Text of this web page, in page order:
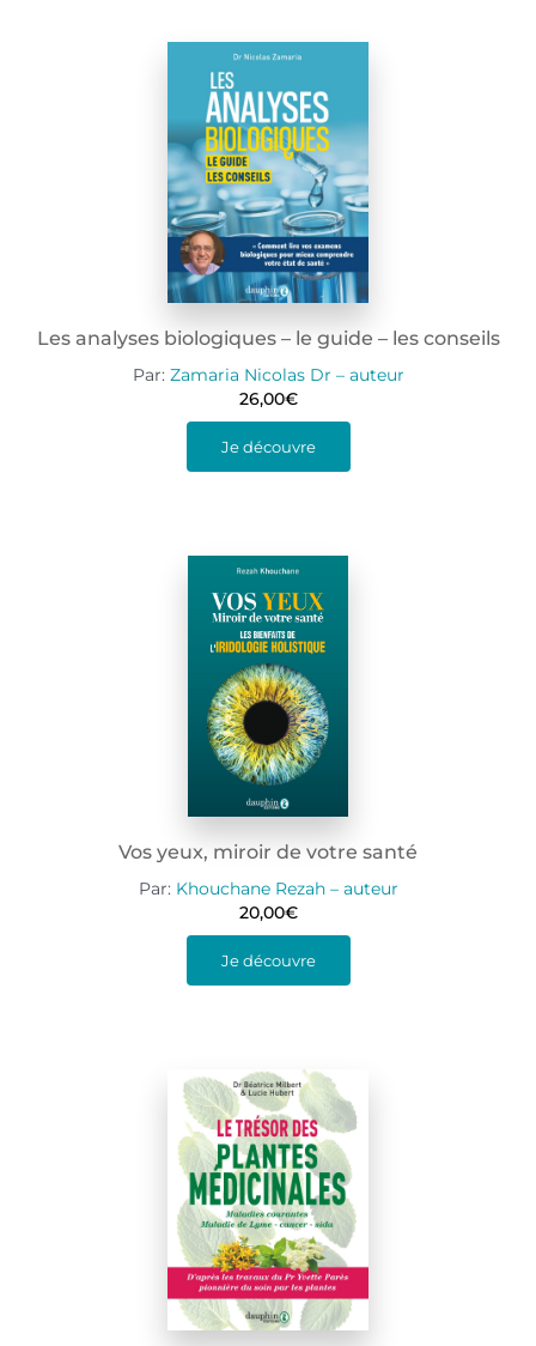
Les analyses biologiques – le guide – les conseils
Par: Zamaria Nicolas Dr – auteur
26,00€
Je découvre
Vos yeux, miroir de votre santé
Par: Khouchane Rezah – auteur
20,00€
Je découvre